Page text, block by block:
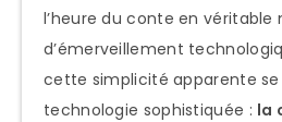
l’heure du conte en véritable
d’émerveillement
cette simplicité apparente
technologie sophistiquée : la